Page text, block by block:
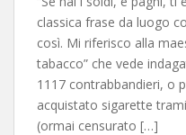
classica frase da luogo
così. Mi riferisco alla
tabacco” che vede
1117 contrabbandieri, o
acquistato sigarette
(ormai censurato […]